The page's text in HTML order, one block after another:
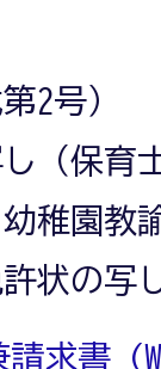
2号）
（保育
稚園教
状の写
請求書